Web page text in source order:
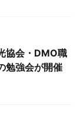
協会・DMO職
勉強会が開催